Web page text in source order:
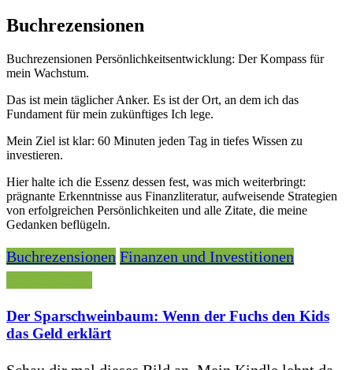
Buchrezensionen
Buchrezensionen Persönlichkeitsentwicklung: Der Kompass für
mein Wachstum.
Das ist mein täglicher Anker. Es ist der Ort, an dem ich das
Fundament für mein zukünftiges Ich lege.
Mein Ziel ist klar: 60 Minuten jeden Tag in tiefes Wissen zu
investieren.
Hier halte ich die Essenz dessen fest, was mich weiterbringt:
prägnante Erkenntnisse aus Finanzliteratur, aufweisende Strategien
von erfolgreichen Persönlichkeiten und alle Zitate, die meine
Gedanken beflügeln.
Buchrezensionen Finanzen und Investitionen
Der Sparschweinbaum: Wenn der Fuchs den Kids
das Geld erklärt